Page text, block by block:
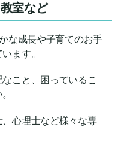
室など
な成長や子育てのお手
ます。
こと、困っているこ
心理士など様々な専